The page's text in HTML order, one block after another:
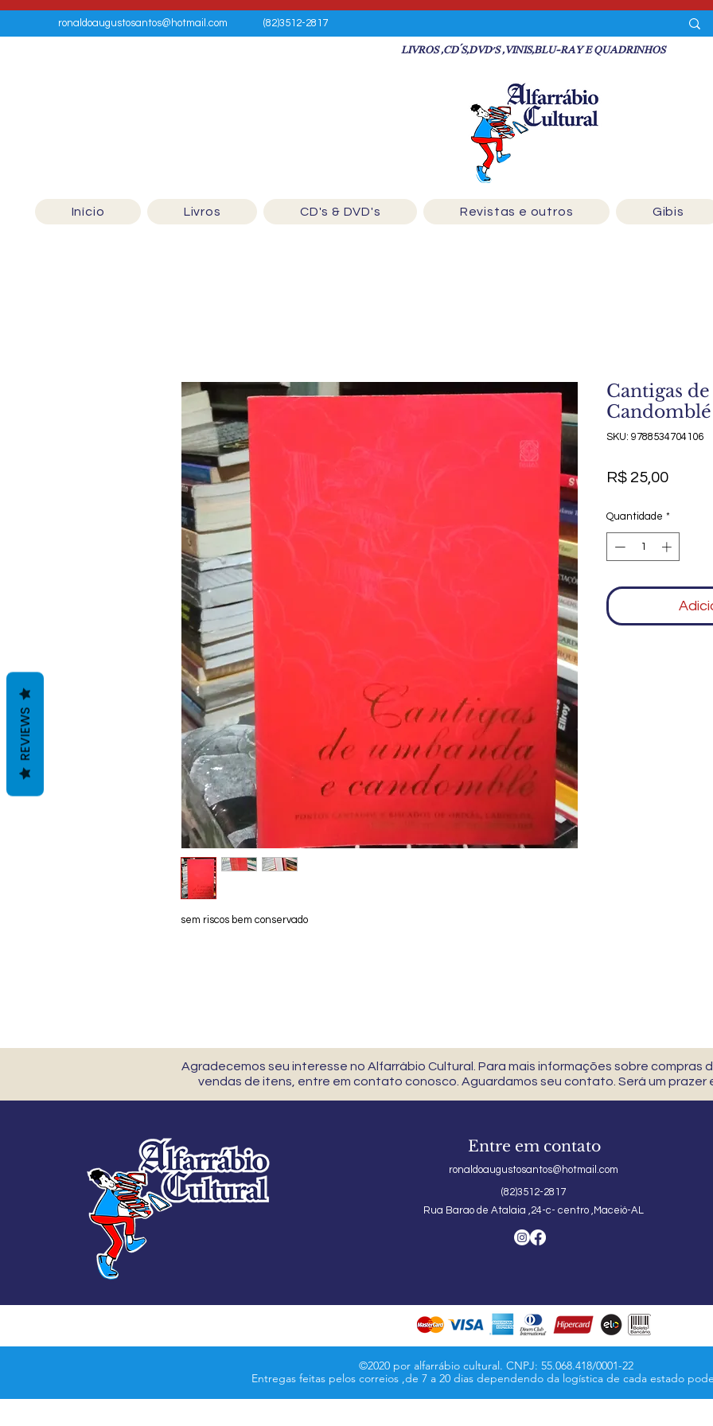
ronaldoaugustosantos@hotmail.com (82)3512-2817
LIVROS ,CD´S,DVD'S ,VINIS,BLU-RAY E QUADRINHOS
Início Livros CD's & DVD's Revistas e outros Gibis
sem riscos bem conservado
Cantigas
Candomblé
SKU: 9788534704106
R$ 25,00Preço
Quantidade *
Agradecemos seu interesse no Alfarrábio Cultural. Para mais informações sobre compras
vendas de itens, entre em contato conosco. Aguardamos seu contato. Será um prazer
Entre em contato
ronaldoaugustosantos@hotmail.com
(82)3512-2817
Rua Barao de Atalaia ,24-c- centro ,Maceió-AL
©2020 por alfarrábio cultural. CNPJ: 55.068.418/0001-22
Entregas feitas pelos correios ,de 7 a 20 dias dependendo da logística de cada estado
REVIEWS